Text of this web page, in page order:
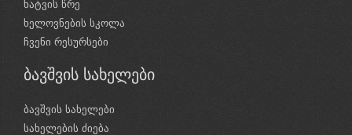
ხატვის წრე
ხელოვნების სკოლა
ჩვენი რესურსები
ბავშვის სახელები
ბავშვის სახელები
სახელების ძიება